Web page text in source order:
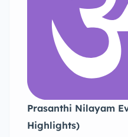
Prasanthi Nilayam
Highlights)